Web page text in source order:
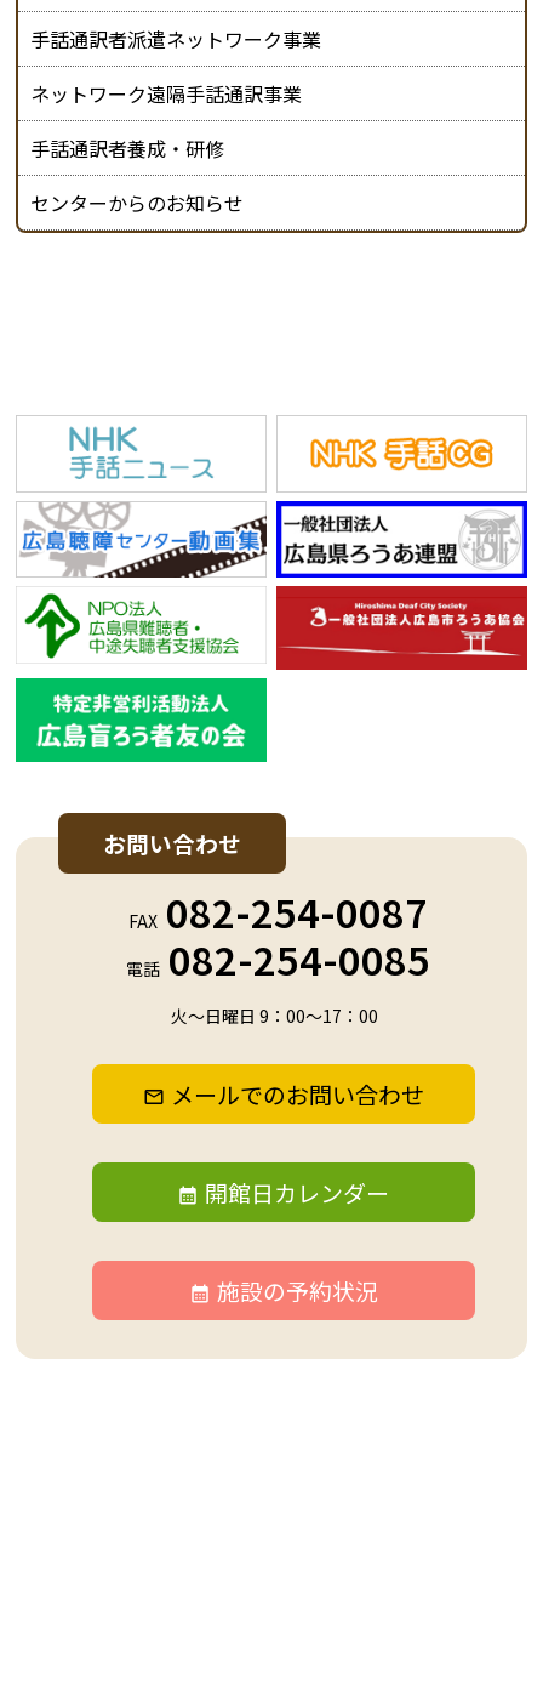
手話通訳者派遣ネットワーク事業
ネットワーク遠隔手話通訳事業
手話通訳者養成・研修
センターからのお知らせ
お問い合わせ
FAX 082-254-0087
電話 082-254-0085
火～日曜日 9：00～17：00
メールでのお問い合わせ
開館日カレンダー
施設の予約状況